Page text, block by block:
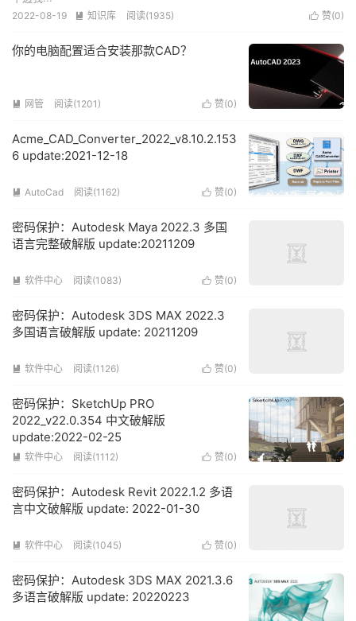
 赞(0)
2022-08-19  知识库 阅读(1935)
你的电脑配置适合安装那款CAD？
 赞(0)
 网管 阅读(1201)
Acme_CAD_Converter_2022_v8.10.2.153
6 update:2021-12-18
 赞(0)
 AutoCad 阅读(1162)
密码保护：Autodesk Maya 2022.3 多国
语言完整破解版 update:20211209
 赞(0)
 软件中心 阅读(1083)
密码保护：Autodesk 3DS MAX 2022.3
多国语言破解版 update: 20211209
 赞(0)
 软件中心 阅读(1126)
密码保护：SketchUp PRO
2022_v22.0.354 中文破解版
update:2022-02-25
 赞(0)
 软件中心 阅读(1112)
密码保护：Autodesk Revit 2022.1.2 多语
言中文破解版 update: 2022-01-30
 赞(0)
 软件中心 阅读(1045)
密码保护：Autodesk 3DS MAX 2021.3.6
多语言破解版 update: 20220223